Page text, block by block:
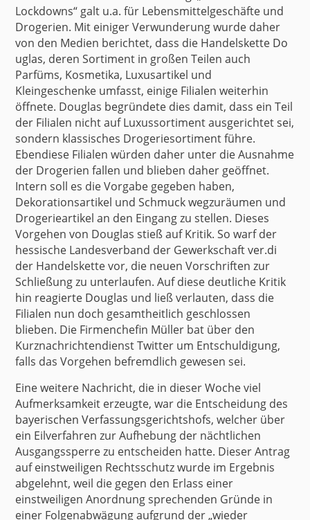
Lockdowns“ galt u.a. für Lebensmittelgeschäfte und
Drogerien. Mit einiger Verwunderung wurde daher
von den Medien berichtet, dass die Handelskette Do
uglas, deren Sortiment in großen Teilen auch
Parfüms, Kosmetika, Luxusartikel und
Kleingeschenke umfasst, einige Filialen weiterhin
öffnete. Douglas begründete dies damit, dass ein Teil
der Filialen nicht auf Luxussortiment ausgerichtet sei,
sondern klassisches Drogeriesortiment führe.
Ebendiese Filialen würden daher unter die Ausnahme
der Drogerien fallen und blieben daher geöffnet.
Intern soll es die Vorgabe gegeben haben,
Dekorationsartikel und Schmuck wegzuräumen und
Drogerieartikel an den Eingang zu stellen. Dieses
Vorgehen von Douglas stieß auf Kritik. So warf der
hessische Landesverband der Gewerkschaftver.di
der Handelskette vor, die neuen Vorschriften zur
Schließung zu unterlaufen. Auf diese deutliche Kritik
hin reagierte Douglas und ließ verlauten, dass die
Filialen nun doch gesamtheitlich geschlossen
blieben. Die Firmenchefin Müller bat über den
Kurznachrichtendienst Twitter um Entschuldigung,
falls das Vorgehen befremdlich gewesen sei.
Eine weitere Nachricht, die in dieser Woche viel
Aufmerksamkeit erzeugte, war die Entscheidung des
bayerischen Verfassungsgerichtshofs, welcher über
ein Eilverfahren zur Aufhebung der nächtlichen
Ausgangssperre zu entscheiden hatte. Dieser Antrag
auf einstweiligen Rechtsschutz wurde im Ergebnis
abgelehnt, weil die gegen den Erlass einer
einstweiligen Anordnung sprechenden Gründe in
einer Folgenabwägung aufgrund der „wieder